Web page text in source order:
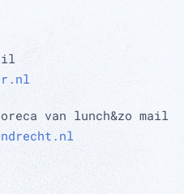
van lunch&zo mail